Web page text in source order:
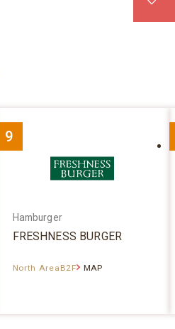
9
Hamburger
FRESHNESS BURGER
North AreaB2F MAP